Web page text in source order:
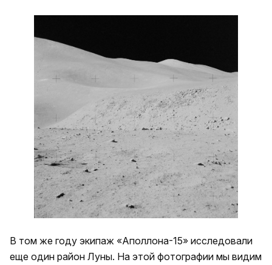
В том же году экипаж «Аполлона-15» исследовали
еще один район Луны. На этой фотографии мы видим